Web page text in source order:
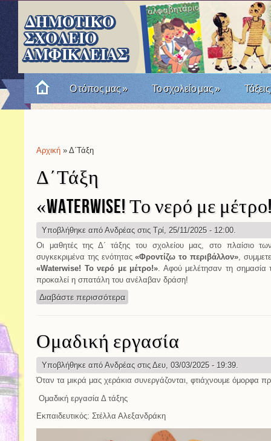
Ο τόπος μας» Το σχολείο μας» Τάξεις
Είστε εδώ
Αρχική » Δ΄Τάξη
Δ΄Τάξη
«Waterwise! Το νερό με
Υποβλήθηκε από Ανδρέας στις Τρί, 25/11/2025 - 12:00.
Οι μαθητές της Δ΄ τάξης του σχολείου μας, στο πλαίσιο
συγκεκριμένα της ενότητας«Φροντίζω το περιβάλλον»,
«Waterwise! Το νερό με μέτρο!». Αφού μελέτησαν τη σημασία
προκαλεί η σπατάλη του ανέλαβαν δράση!
Διαβάστε περισσότερα
Ομαδική εργασία
Υποβλήθηκε από Ανδρέας στις Δευ, 03/03/2025 - 19:39.
Όταν τα μικρά μας χεράκια συνεργάζονται, φτιάχνουμε όμορφα
Ομαδική εργασία Δ τάξης
Εκπαιδευτικός: Στέλλα Αλεξανδράκη